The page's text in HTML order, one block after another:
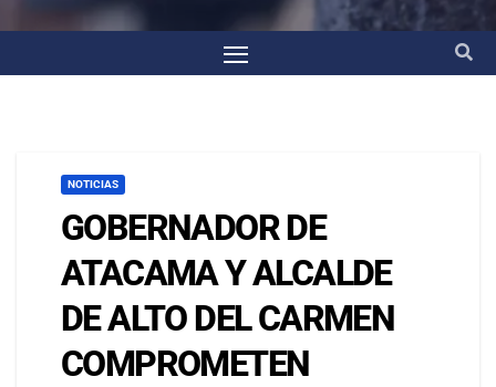
NOTICIAS
GOBERNADOR DE
ATACAMA Y ALCALDE
DE ALTO DEL CARMEN
COMPROMETEN